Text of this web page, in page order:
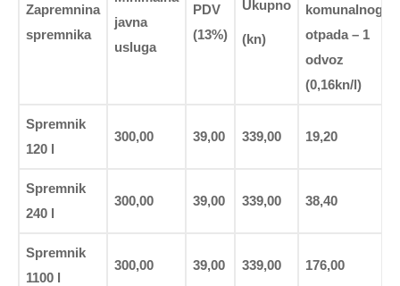
Zapremnina
spremnika
javna
usluga
PDV
(13%)
Ukupno
(kn)
komunalnog
otpada – 1
odvoz
(0,16kn/l)
Spremnik
120 l
300,00 39,00 339,00 19,20
Spremnik
240 l
300,00 39,00 339,00 38,40
Spremnik
1100 l
300,00 39,00 339,00 176,00